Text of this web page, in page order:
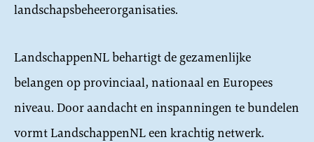
landschapsbeheerorganisaties.
LandschappenNL behartigt de gezamenlijke
belangen op provinciaal, nationaal en Europees
niveau. Door aandacht en inspanningen te bundelen
vormt LandschappenNL een krachtig netwerk.